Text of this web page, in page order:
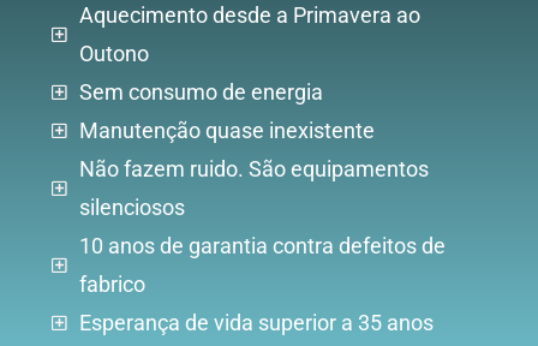
Aquecimento desde a Primavera ao
Outono
Sem consumo de energia
Manutenção quase inexistente
Não fazem ruido. São equipamentos
silenciosos
10 anos de garantia contra defeitos de
fabrico
Esperança de vida superior a 35 anos